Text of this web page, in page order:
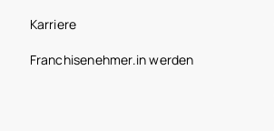
Karriere
Franchisenehmer.in werden